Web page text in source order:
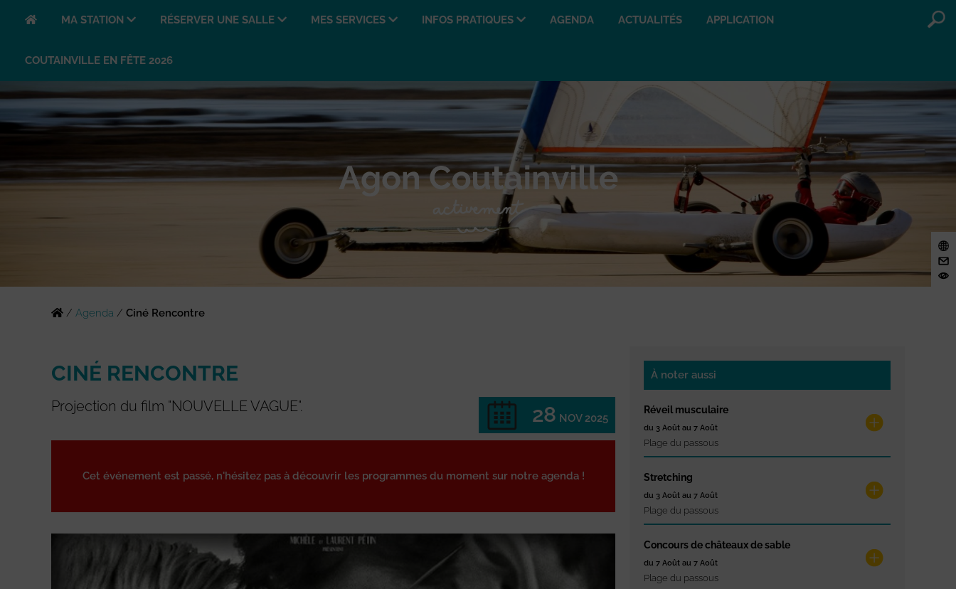
MA STATION RÉSERVER UNE SALLE MES SERVICES INFOS PRATIQUES AGENDA ACTUALITÉS APPLICATION
COUTAINVILLE EN FÊTE 2026
/ Agenda / Ciné Rencontre
CINÉ RENCONTRE
Projection du film "NOUVELLE VAGUE". 28 NOV 2025
Cet événement est passé, n'hésitez pas à découvrir les programmes du moment sur notre agenda !
À noter aussi
Réveil musculaire
du 3 Août au 7 Août
Plage du passous
Stretching
du 3 Août au 7 Août
Plage du passous
Concours de châteaux de sable
du 7 Août au 7 Août
Plage du passous